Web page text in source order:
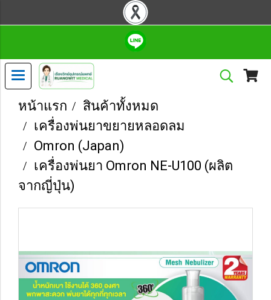
หน้าแรก
สินค้าทั้งหมด
เครื่องพ่นยาขยายหลอดลม
Omron (Japan)
เครื่องพ่นยา Omron NE-U100 (ผลิต
จากญี่ปุ่น)